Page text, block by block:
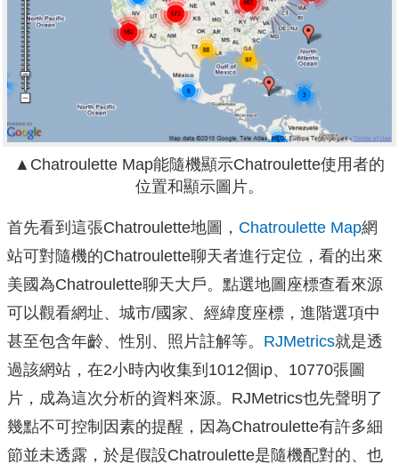
▲Chatroulette Map能隨機顯示Chatroulette使用者的
位置和顯示圖片。
首先看到這張Chatroulette地圖， Chatroulette Map網
站可對隨機的Chatroulette聊天者進行定位，看的出來
美國為Chatroulette聊天大戶。點選地圖座標查看來源
可以觀看網址、城市/國家、經緯度座標，進階選項中
甚至包含年齡、性別、照片註解等。 RJMetrics就是透
過該網站，在2小時內收集到1012個ip、10770張圖
片，成為這次分析的資料來源。RJMetrics也先聲明了
幾點不可控制因素的提醒，因為Chatroulette有許多細
節並未透露，於是假設Chatroulette是隨機配對的、也